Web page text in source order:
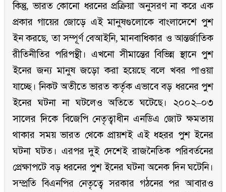
কিন্তু, ভারত কোনো ধরনের প্রক্রিয়া অনুসরণ না করে এক
প্রকার গায়ের জোড়ে এই মানুষগুলোকে বাংলাদেশে পুশ
ইন করছে, তা সম্পূর্ণ বেআইনি, মানবাধিকার ও আন্তর্জাতিক
রীতিনীতির পরিপন্থী। এখনো সীমান্তের বিভিন্ন স্থানে পুশ
ইনের জন্য মানুষ জড়ো করা হয়েছে বলে খবর পাওয়া
যাচ্ছে। নিকট অতীতে ভারত কর্তৃক এভাবে বড় ধরনের পুশ
ইনের ঘটনা না ঘটলেও অতিতে ঘটেছে। ২০০২–০৩
সালের দিকে বিজেপি নেতৃত্বাধীন এনডিএ জোট ক্ষমতায়
থাকার সময় ভারত থেকে প্রায়শই এই ধহরর পুশ ইনের
ঘটনা ঘটত। এরপর দুই দেশেই রাজনৈতিক পরিবর্তনের
প্রেক্ষাপটে বড় ধরনের পুশ ইনের ঘটনা অনেক দিন ঘটেনি।
সম্প্রতি বিএনপির নেতৃত্বে সরকার গঠনের পর আবারও